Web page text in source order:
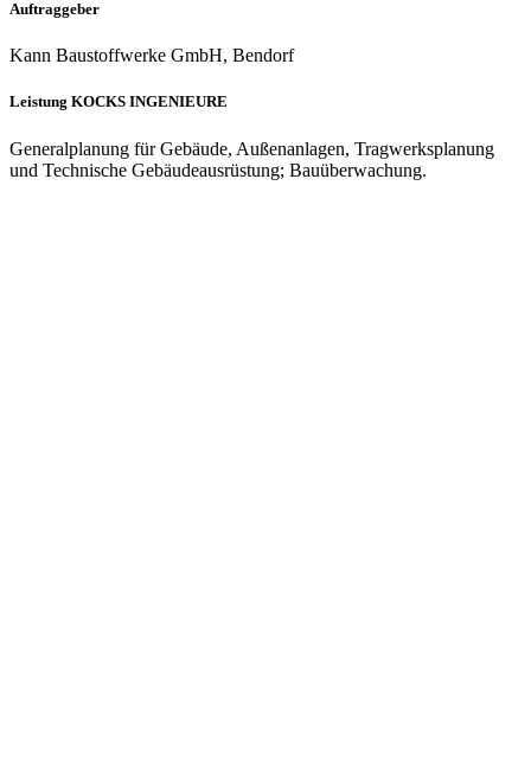
Auftraggeber
Kann Baustoffwerke GmbH, Bendorf
Leistung KOCKS INGENIEURE
Generalplanung für Gebäude, Außenanlagen, Tragwerksplanung
und Technische Gebäudeausrüstung; Bauüberwachung.